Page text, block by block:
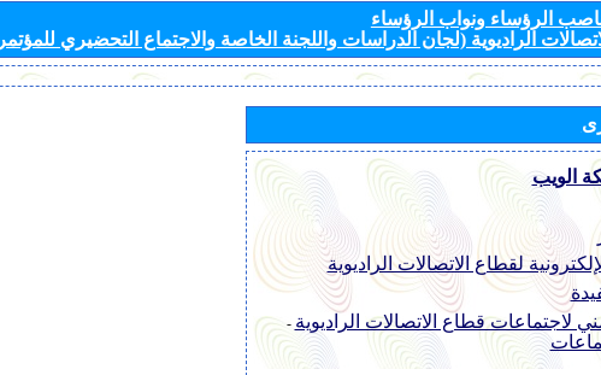
الرؤساء ونواب الرؤساء
الراديوية (لجان الدراسات واللجنة الخاصة والاجتماع التحضيري
الويب
لقطاع الاتصالات الراديوية
لاجتماعات قطاع الاتصالات الراديوية -